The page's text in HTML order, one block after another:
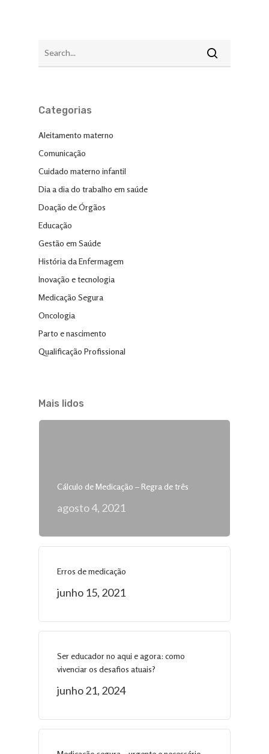
Categorias
Aleitamento materno
Comunicação
Cuidado materno infantil
Dia a dia do trabalho em saúde
Doação de Órgãos
Educação
Gestão em Saúde
História da Enfermagem
Inovação e tecnologia
Medicação Segura
Oncologia
Parto e nascimento
Qualificação Profissional
Mais lidos
Cálculo de Medicação – Regra de três
agosto 4, 2021
Erros de medicação
junho 15, 2021
Ser educador no aqui e agora: como
vivenciar os desafios atuais?
junho 21, 2024